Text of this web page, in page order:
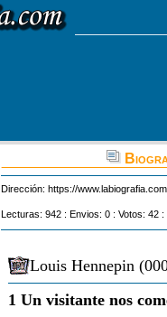
Dirección: https://
Lecturas: 942 : Envios: 0 : Votos: 42
Louis Hennepin
1 Un visitante nos